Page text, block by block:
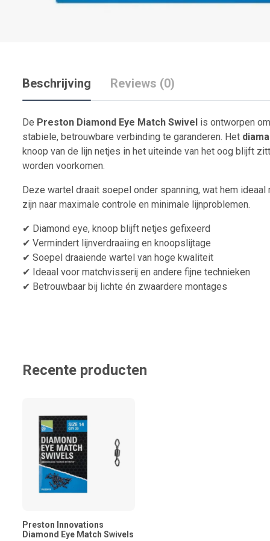
Beschrijving Reviews (0)
De Preston Diamond Eye Match Swivel is ontworpen
stabiele, betrouwbare verbinding te garanderen. Het
knoop van de lijn netjes in het uiteinde van het oog blijft
worden voorkomen.
Deze wartel draait soepel onder spanning, wat hem
zijn naar maximale controle en minimale lijnproblemen.
✔ Diamond eye, knoop blijft netjes gefixeerd
✔ Vermindert lijnverdraaiing en knoopslijtage
✔ Soepel draaiende wartel van hoge kwaliteit
✔ Ideaal voor matchvisserij en andere fijne technieken
✔ Betrouwbaar bij lichte én zwaardere montages
Recente producten
Preston Innovations
Diamond Eye Match Swivels